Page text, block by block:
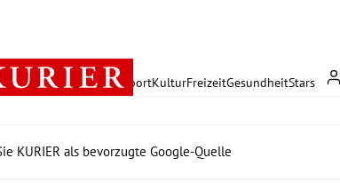
PolitikWirtschaft SportKulturFreizeitGesundheitStars
KURIER als bevorzugte Google-Quelle